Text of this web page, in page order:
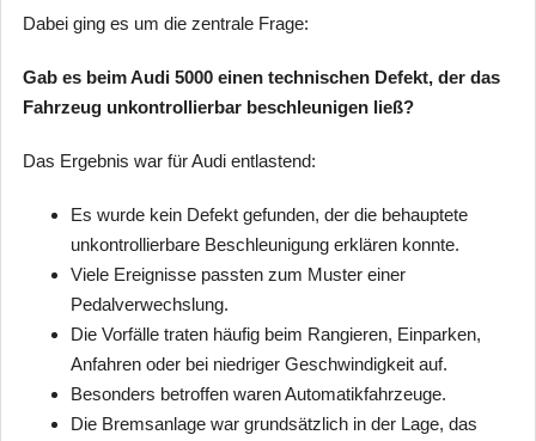
Dabei ging es um die zentrale Frage:
Gab es beim Audi 5000 einen technischen Defekt, der das
Fahrzeug unkontrollierbar beschleunigen ließ?
Das Ergebnis war für Audi entlastend:
Es wurde kein Defekt gefunden, der die behauptete
unkontrollierbare Beschleunigung erklären konnte.
Viele Ereignisse passten zum Muster einer
Pedalverwechslung.
Die Vorfälle traten häufig beim Rangieren, Einparken,
Anfahren oder bei niedriger Geschwindigkeit auf.
Besonders betroffen waren Automatikfahrzeuge.
Die Bremsanlage war grundsätzlich in der Lage, das